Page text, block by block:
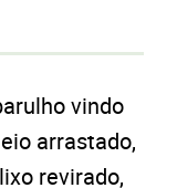
vindo
arrastado,
revirado,